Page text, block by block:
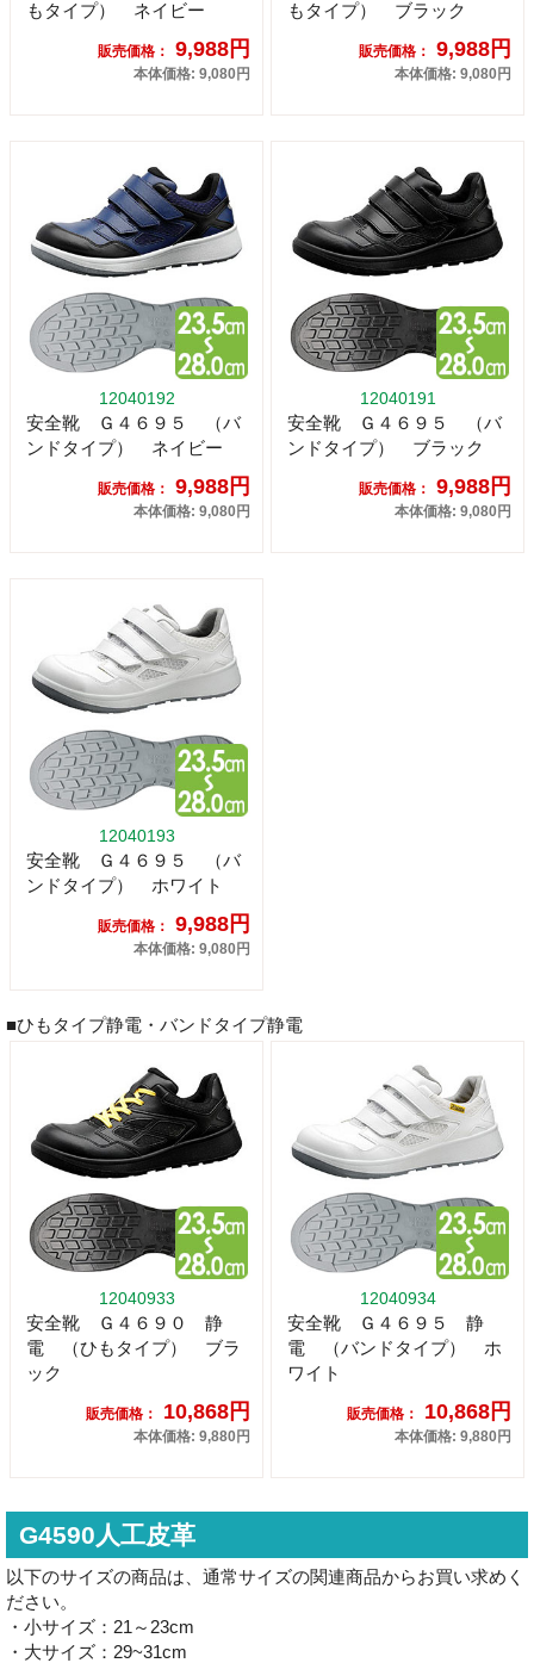
もタイプ） ネイビー
販売価格： 9,988円
本体価格: 9,080円
もタイプ） ブラック
販売価格： 9,988円
本体価格: 9,080円
12040192
安全靴 Ｇ４６９５ （バ
ンドタイプ） ネイビー
販売価格： 9,988円
本体価格: 9,080円
12040191
安全靴 Ｇ４６９５ （バ
ンドタイプ） ブラック
販売価格： 9,988円
本体価格: 9,080円
12040193
安全靴 Ｇ４６９５ （バ
ンドタイプ） ホワイト
販売価格： 9,988円
本体価格: 9,080円
■ひもタイプ静電・バンドタイプ静電
12040933
安全靴 Ｇ４６９０ 静
電 （ひもタイプ） ブラ
ック
販売価格： 10,868円
本体価格: 9,880円
12040934
安全靴 Ｇ４６９５ 静
電 （バンドタイプ） ホ
ワイト
販売価格： 10,868円
本体価格: 9,880円
G4590人工皮革
以下のサイズの商品は、通常サイズの関連商品からお買い求めく
ださい。
・小サイズ：21～23cm
・大サイズ：29~31cm